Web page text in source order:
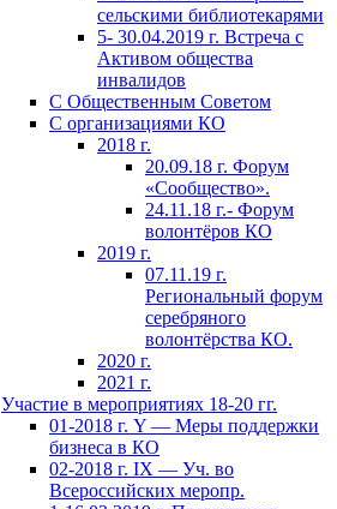
сельскими библиотекарями
5- 30.04.2019 г. Встреча с
Активом общества
инвалидов
С Общественным Советом
С организациями КО
2018 г.
20.09.18 г. Форум
«Сообщество».
24.11.18 г.- Форум
волонтёров КО
2019 г.
07.11.19 г.
Региональный форум
серебряного
волонтёрства КО.
2020 г.
2021 г.
Участие в мероприятиях 18-20 гг.
01-2018 г. Y — Меры поддержки
бизнеса в КО
02-2018 г. IX — Уч. во
Всероссийских меропр.